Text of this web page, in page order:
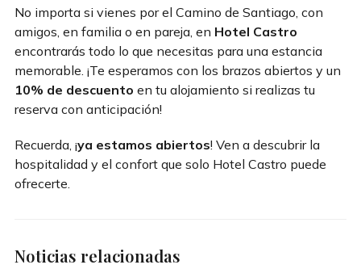
No importa si vienes por el Camino de Santiago, con
amigos, en familia o en pareja, en Hotel Castro
encontrarás todo lo que necesitas para una estancia
memorable. ¡Te esperamos con los brazos abiertos y un
10% de descuento en tu alojamiento si realizas tu
reserva con anticipación!
Recuerda, ¡ya estamos abiertos! Ven a descubrir la
hospitalidad y el confort que solo Hotel Castro puede
ofrecerte.
Noticias relacionadas